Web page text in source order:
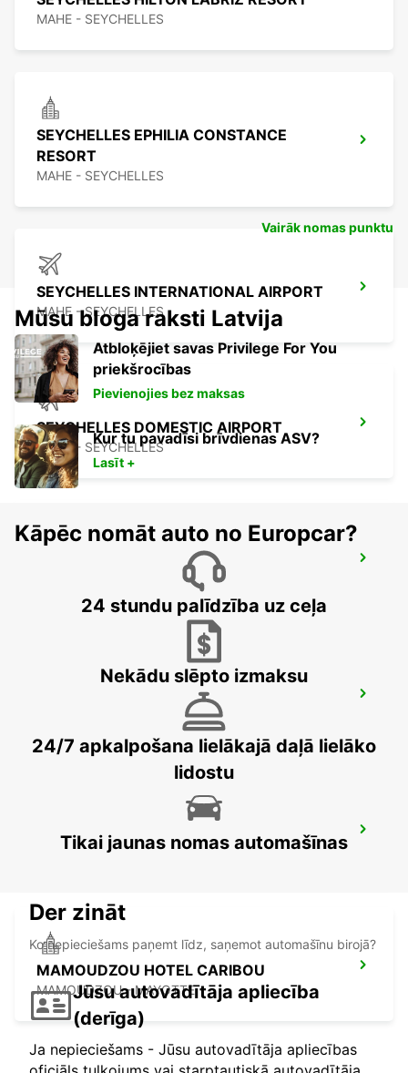
MAHE - SEYCHELLES
SEYCHELLES EPHILIA CONSTANCE
RESORT
MAHE - SEYCHELLES
SEYCHELLES INTERNATIONAL AIRPORT
MAHE - SEYCHELLES
SEYCHELLES DOMESTIC AIRPORT
MAHE - SEYCHELLES
SEYCHELLES FOUR SEASONS RESORT
MAMOUDZOU ZI KAWENI
MAMOUDZOU - MAYOTTE
MAMOUDZOU HOTEL CARIBOU
MAMOUDZOU - MAYOTTE
Vairāk nomas punktu
Mūsu bloga raksti Latvija
Atbloķējiet savas Privilege For You
priekšrocības
Pievienojies bez maksas
Kur tu pavadīsi brīvdienas ASV?
Lasīt +
Kāpēc nomāt auto no Europcar?
24 stundu palīdzība uz ceļa
Nekādu slēpto izmaksu
24/7 apkalpošana lielākajā daļā lielāko
lidostu
Tikai jaunas nomas automašīnas
Der zināt
Ko nepieciešams paņemt līdz, saņemot automašīnu birojā?
Jūsu autovadītāja apliecība
(derīga)
Ja nepieciešams - Jūsu autovadītāja apliecības